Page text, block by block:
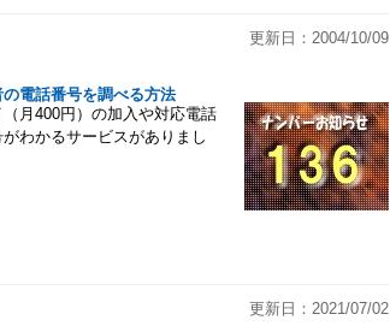
電話番号を調べる方法
更新日：2004/10/09
月400円）の加入や対応電話
わかるサービスがありまし
更新日：2021/07/02